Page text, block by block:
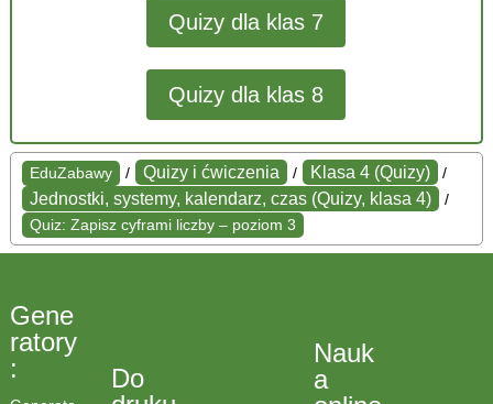
Quizy dla klas 7
Quizy dla klas 8
EduZabawy / Quizy i ćwiczenia / Klasa 4 (Quizy) /
Jednostki, systemy, kalendarz, czas (Quizy, klasa 4)
/
Quiz: Zapisz cyframi liczby – poziom 3
Gene
ratory
:
Do
Nauk
a